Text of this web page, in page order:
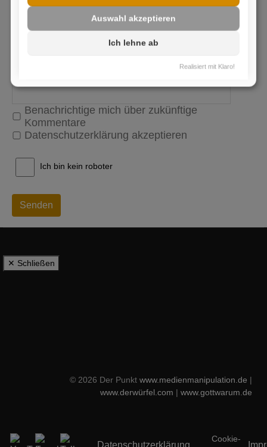
E-Mail
Benachrichtige mich über zukünftige
Kommentare
Datenschutzerklärung akzeptieren
Ich bin kein roboter
Senden
✕ Schließen
© 2026 Der Punkt www.medienmanipulation.de |
www.derwürfel.com | www.gottwarum.de
Datenschutzerklärung
Cookie-
Ich lehne ab
Auswahl akzeptieren
Realisiert mit Klaro!